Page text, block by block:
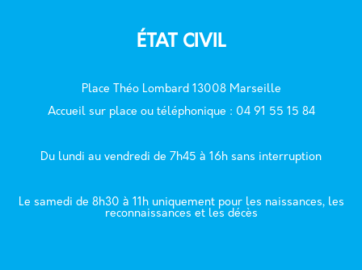
ÉTAT CIVIL
Place Théo Lombard 13008 Marseille
Accueil sur place ou téléphonique : 04 91 55 15 84
Du lundi au vendredi de 7h45 à 16h sans interruption
Le samedi de 8h30 à 11h uniquement pour les naissances, les
reconnaissances et les décès